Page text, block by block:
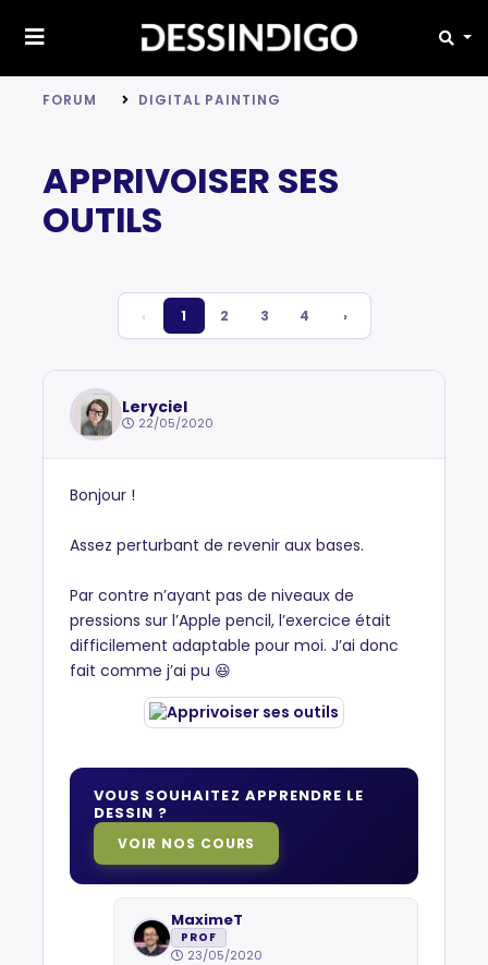
FORUM DIGITAL PAINTING
APPRIVOISER SES
OUTILS
‹ 1 2 3 4 ›
Leryciel
22/05/2020
Bonjour !
Assez perturbant de revenir aux bases.
Par contre n’ayant pas de niveaux de
pressions sur l’Apple pencil, l’exercice était
difficilement adaptable pour moi. J’ai donc
fait comme j’ai pu 😆
VOUS SOUHAITEZ APPRENDRE LE
DESSIN ?
VOIR NOS COURS
MaximeT
PROF
23/05/2020